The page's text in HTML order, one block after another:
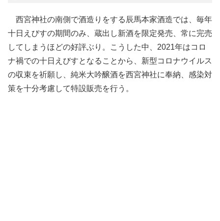
西宮神社の南側で酒造りをする辰馬本家酒造では、毎年
十日えびすの期間のみ、蔵出し新酒を限定発売、常に完売
してしまうほどの好評ぶり。こうした中、2021年はコロ
ナ禍での十日えびすとなることから、新型コロナウイルス
の収束を祈願し、純米大吟醸酒を西宮神社に奉納、感染対
策を十分考慮して特設販売を行う。